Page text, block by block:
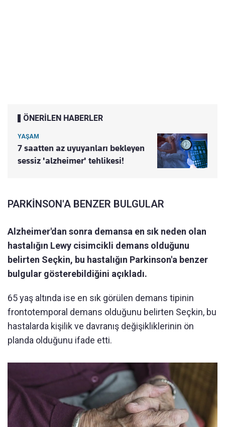
ÖNERİLEN HABERLER
YAŞAM
7 saatten az uyuyanları bekleyen
sessiz 'alzheimer' tehlikesi!
PARKİNSON'A BENZER BULGULAR
Alzheimer'dan sonra demansa en sık neden olan
hastalığın Lewy cisimcikli demans olduğunu
belirten Seçkin, bu hastalığın Parkinson'a benzer
bulgular gösterebildiğini açıkladı.
65 yaş altında ise en sık görülen demans tipinin
frontotemporal demans olduğunu belirten Seçkin, bu
hastalarda kişilik ve davranış değişikliklerinin ön
planda olduğunu ifade etti.